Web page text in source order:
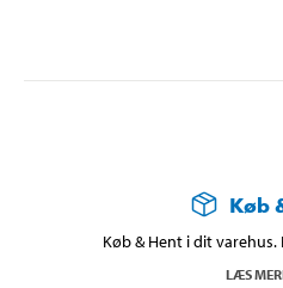
Køb
Køb & Hent i dit
LÆS